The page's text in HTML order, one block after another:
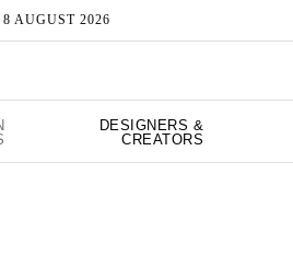
AUGUST 2026
DESIGNERS &
CREATORS